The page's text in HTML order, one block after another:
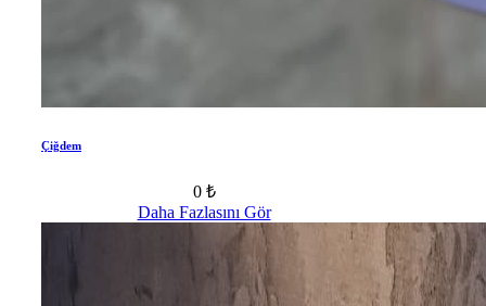
Çiğdem
0 ₺
Daha Fazlasını Gör